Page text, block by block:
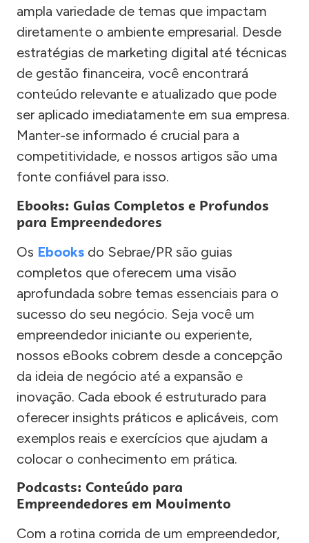
ampla variedade de temas que impactam
diretamente o ambiente empresarial. Desde
estratégias de marketing digital até técnicas
de gestão financeira, você encontrará
conteúdo relevante e atualizado que pode
ser aplicado imediatamente em sua empresa.
Manter-se informado é crucial para a
competitividade, e nossos artigos são uma
fonte confiável para isso.
Ebooks: Guias Completos e Profundos
para Empreendedores
Os Ebooks do Sebrae/PR são guias
completos que oferecem uma visão
aprofundada sobre temas essenciais para o
sucesso do seu negócio. Seja você um
empreendedor iniciante ou experiente,
nossos eBooks cobrem desde a concepção
da ideia de negócio até a expansão e
inovação. Cada ebook é estruturado para
oferecer insights práticos e aplicáveis, com
exemplos reais e exercícios que ajudam a
colocar o conhecimento em prática.
Podcasts: Conteúdo para
Empreendedores em Movimento
Com a rotina corrida de um empreendedor,